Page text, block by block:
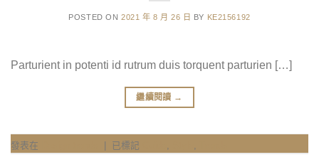
POSTED ON 2021 年 8 月 26 日 BY KE2156192
Parturient in potenti id rutrum duis torquent parturien […]
繼續閱讀 →
發表在 已標記